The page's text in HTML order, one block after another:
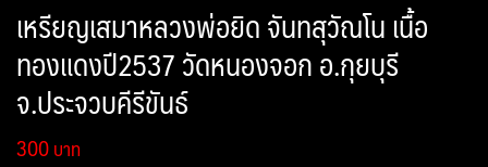
เหรียญเสมาหลวงพ่อยิด จันทสุวัณโน เนื้อ
ทองแดงปี2537 วัดหนองจอก อ.กุยบุรี
จ.ประจวบคีรีขันธ์
300